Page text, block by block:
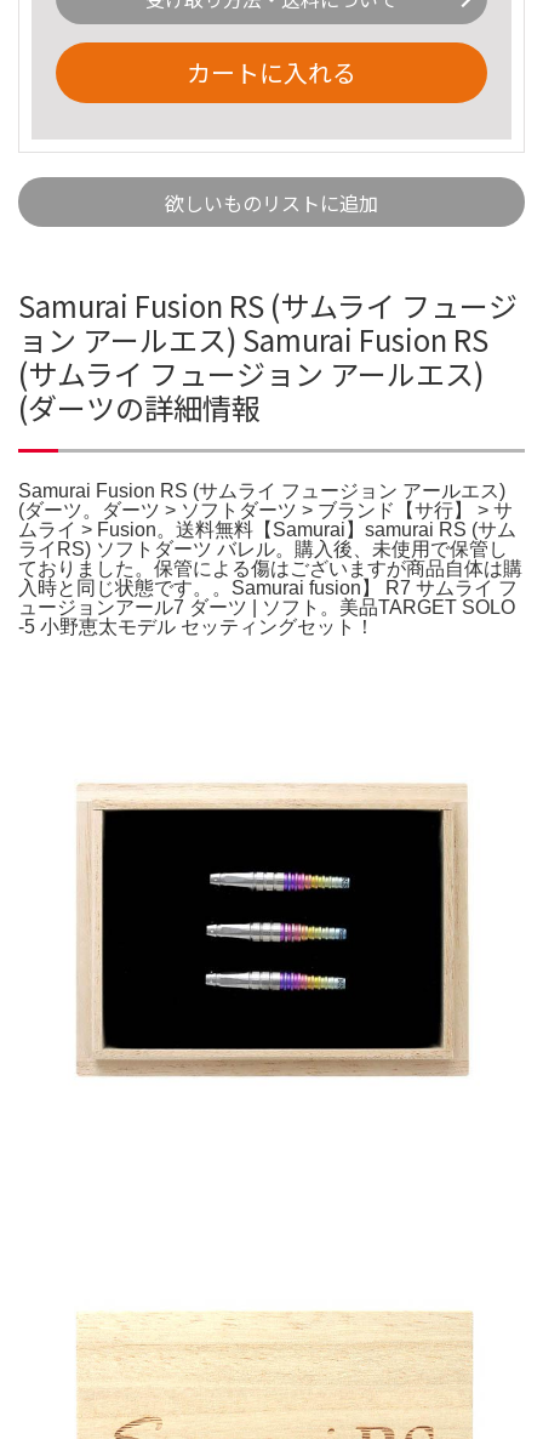
カートに入れる
欲しいものリストに追加
Samurai Fusion RS (サムライ フュージ
ョン アールエス) Samurai Fusion RS
(サムライ フュージョン アールエス)
(ダーツの詳細情報
Samurai Fusion RS (サムライ フュージョン アールエス)
(ダーツ。ダーツ > ソフトダーツ > ブランド【サ行】 > サ
ムライ > Fusion。送料無料【Samurai】samurai RS (サム
ライRS) ソフトダーツ バレル。購入後、未使用で保管し
ておりました。保管による傷はございますが商品自体は購
入時と同じ状態です。。Samurai fusion】 R7 サムライ フ
ュージョンアール7 ダーツ | ソフト。美品TARGET SOLO
-5 小野恵太モデル セッティングセット！